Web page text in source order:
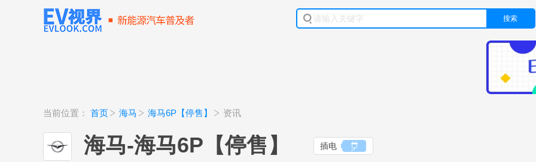
搜索
当前位置： 首页 海马 海马6P【停售】 资讯
海马-海马6P【停售】 插电